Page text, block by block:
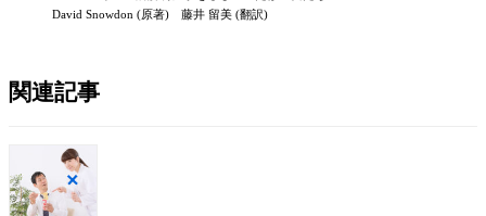
David Snowdon (原著) 藤井 留美 (翻訳)
関連記事